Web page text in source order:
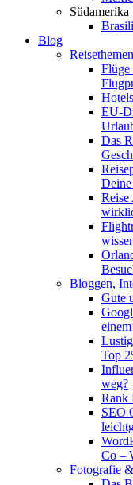
Südamerika
Blog
Reisethemen
Flüge
EU-
Das
Reise
Bloggen,
Gute
Top
weg?
Rank
SEO
Co –
Fotografie